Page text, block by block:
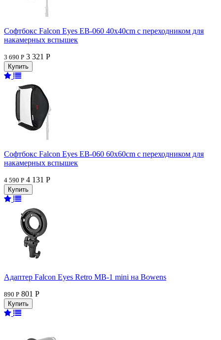
Софтбокс Falcon Eyes EB-060 40x40cm с переходником для
накамерных вспышек
3 690 Р 3 321 Р
Софтбокс Falcon Eyes EB-060 60x60cm с переходником для
накамерных вспышек
4 590 Р 4 131 Р
Адаптер Falcon Eyes Retro MB-1 mini на Bowens
890 Р 801 Р